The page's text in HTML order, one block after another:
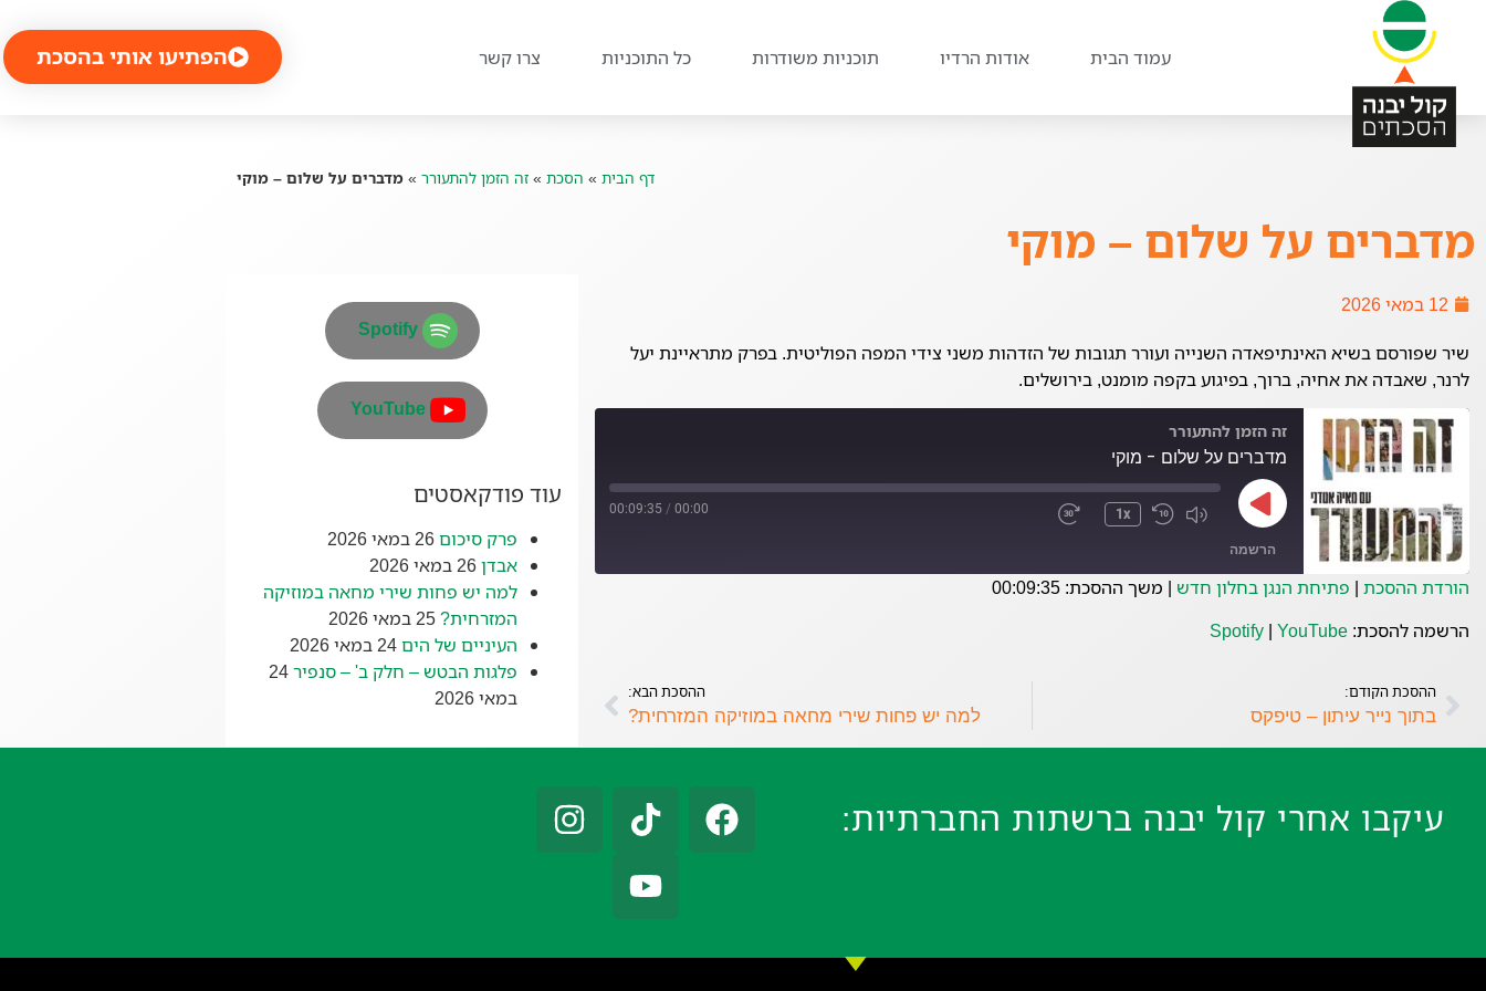
עמוד הבית אודות הרדיו תוכניות משודרות כל התוכניות צרו קשר הפתיעו אותי בהסכת
דף הבית » הסכת » זה הזמן להתעורר » מדברים על שלום – מוקי
מדברים על שלום – מוקי
12 במאי 2026
שיר שפורסם בשיא האינתיפאדה השנייה ועורר תגובות של הזדהות משני צידי המפה הפוליטית. בפרק מתראיינת יעל
לרנר, שאבדה את אחיה, ברוך, בפיגוע בקפה מומנט, בירושלים.
זה הזמן להתעורר
מדברים על שלום - מוקי
1x
00:00
/
00:09:35
הרשמה
הורדת ההסכת | פתיחת הנגן בחלון חדש | משך ההסכת: 00:09:35
הרשמה להסכת:
Spotify | YouTube
ההסכת הקודם:
בתוך נייר עיתון – טיפקס
ההסכת הבא:
למה יש פחות שירי מחאה במוזיקה המזרחית?
Spotify
YouTube
עוד פודקאסטים
פרק סיכום26 במאי 2026
אבדן26 במאי 2026
למה יש פחות שירי מחאה במוזיקה
המזרחית?25 במאי 2026
העיניים של הים24 במאי 2026
פלגות הבטש – חלק ב' – סנפיר24
במאי 2026
עיקבו אחרי קול יבנה ברשתות החברתיות: